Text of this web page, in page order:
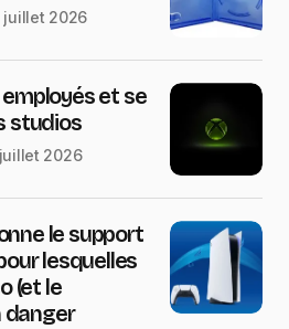
juillet 2026
et se
studios
2026
le support
lesquelles
(et le
danger